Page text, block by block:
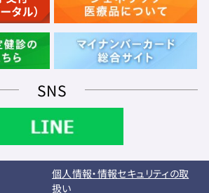
SNS
個人情報・情報セキュリティの取
扱い